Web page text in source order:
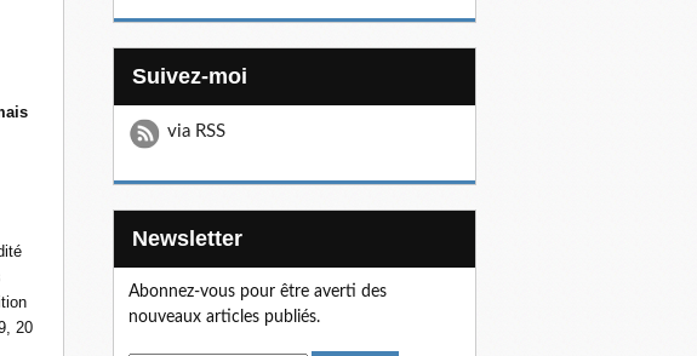
20
Suivez-moi
via RSS
Newsletter
Abonnez-vous pour être averti des
nouveaux articles publiés.